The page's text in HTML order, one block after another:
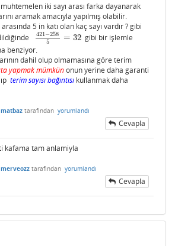
iki sayı arası farka dayanarak
aramak amacıyla yapılmış olabilir.
5 in katı olan kaç sayı vardır ? gibi
421−258
5
= 32
421−258 5= 32 gibi bir işlemle
benziyor.
dahil olup olmamasına göre terim
yapmak mümkünonun yerine daha garanti
terim sayısı bağıntısı kullanmak daha
matbaz tarafından yorumlandı
Cevapla
kafama tam anlamiyla
merveozz tarafından yorumlandı
Cevapla